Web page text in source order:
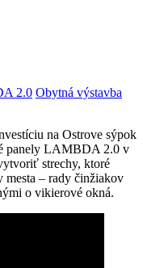
2.0 Obytná výstavba
na Ostrove sýpok
panely LAMBDA 2.0 v
strechy, ktoré
mesta – rady činžiakov
o vikierové okná.